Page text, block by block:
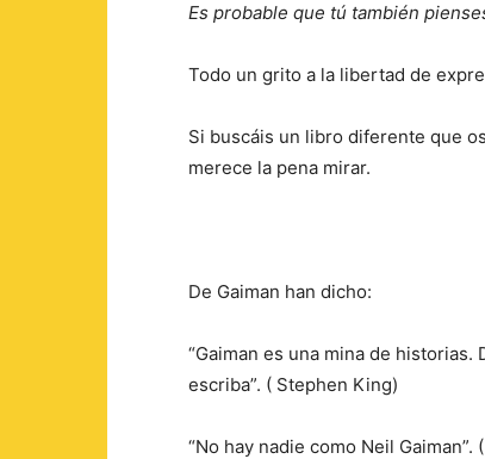
Es probable que tú también
Todo un grito a la libertad de
Si buscáis un libro diferente que
merece la pena mirar.
De Gaiman han dicho:
“Gaiman es una mina de
escriba”. ( Stephen King)
“No hay nadie como Neil Gaiman”.